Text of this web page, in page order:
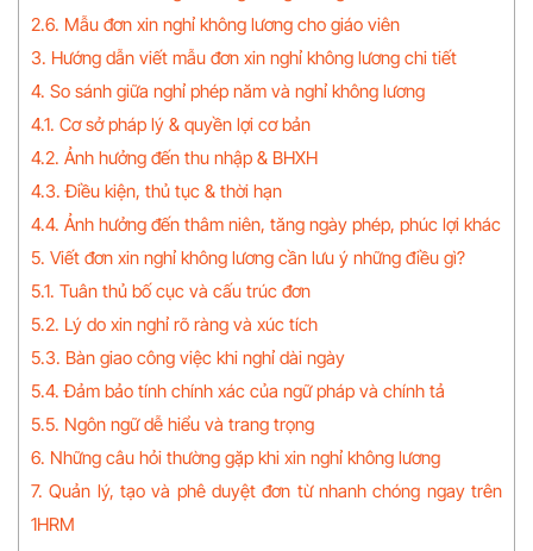
2.6. Mẫu đơn xin nghỉ không lương cho giáo viên
3. Hướng dẫn viết mẫu đơn xin nghỉ không lương chi tiết
4. So sánh giữa nghỉ phép năm và nghỉ không lương
4.1. Cơ sở pháp lý & quyền lợi cơ bản
4.2. Ảnh hưởng đến thu nhập & BHXH
4.3. Điều kiện, thủ tục & thời hạn
4.4. Ảnh hưởng đến thâm niên, tăng ngày phép, phúc lợi khác
5. Viết đơn xin nghỉ không lương cần lưu ý những điều gì?
5.1. Tuân thủ bố cục và cấu trúc đơn
5.2. Lý do xin nghỉ rõ ràng và xúc tích
5.3. Bàn giao công việc khi nghỉ dài ngày
5.4. Đảm bảo tính chính xác của ngữ pháp và chính tả
5.5. Ngôn ngữ dễ hiểu và trang trọng
6. Những câu hỏi thường gặp khi xin nghỉ không lương
7. Quản lý, tạo và phê duyệt đơn từ nhanh chóng ngay trên
1HRM